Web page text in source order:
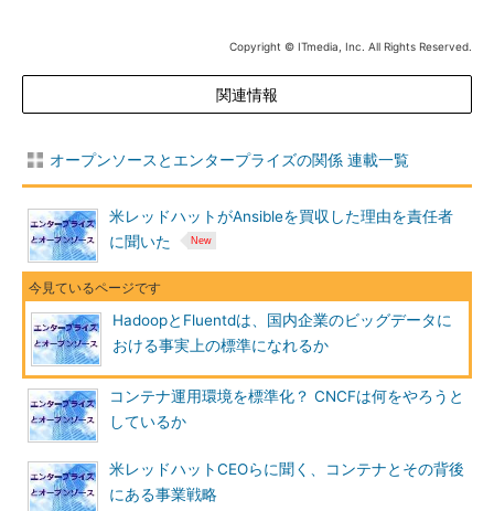
らのデータを集約し、最適な船舶の入港順を提案するための取り
組みとしてHadoopおよびSparkを利用したのだという。
下垣氏は、Hadoopインテグレーションにおけるデータ収集に
たという。
「Hadoopは、データの蓄積と処理についてはもともと強力で
あり、Sparkなどの併用により、処理機能はさらに充実してき
た。しかし、大量データの安定的な取り込みは課題として残され
てきた。『データ収集』と一口でいっても、転送で失敗が発生し
たときにどう対応するか、どうやって再送で重複転送が発生しな
いようにできるかなど考えなければならないことが多い。従来は
こうした泥臭い部分を、個別のインテグレーションで切り抜けて
きたが、対応の負荷が大きい。また、データ収集元が複数から成
り立つシステムの場合、対応がますます困難になる」
Copyright © ITmedia, Inc. All Rights Reserved.
関連情報
オープンソースとエンタープライズの関係 連載一覧
米レッドハットがAnsibleを買収した理由を責任者
に聞いた
HadoopとFluentdは、国内企業のビッグデータに
おける事実上の標準になれるか
コンテナ運用環境を標準化？ CNCFは何をやろうと
しているか
米レッドハットCEOらに聞く、コンテナとその背後
にある事業戦略